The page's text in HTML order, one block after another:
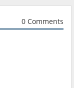
0 Comments